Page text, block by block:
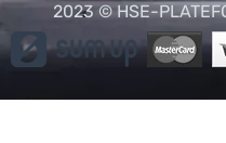
2023 © HSE-